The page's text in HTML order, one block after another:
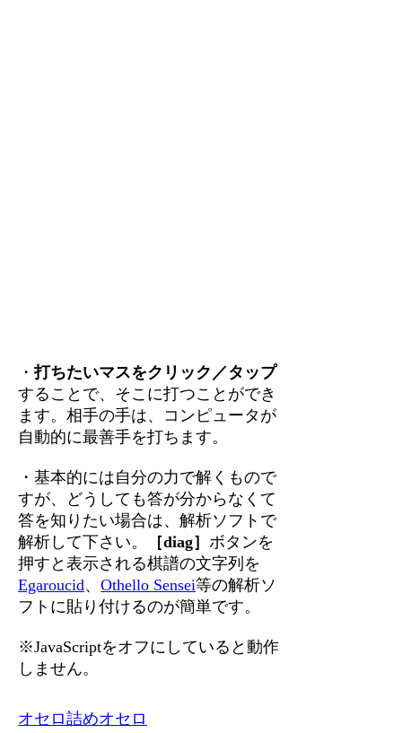
・打ちたいマスをクリック／タップ
することで、そこに打つことができ
ます。相手の手は、コンピュータが
自動的に最善手を打ちます。
・基本的には自分の力で解くもので
すが、どうしても答が分からなくて
答を知りたい場合は、解析ソフトで
解析して下さい。
［diag］ ボタンを
押すと表示される棋譜の文字列を
Egaroucid、Othello Sensei等の解析ソ
フトに貼り付けるのが簡単です。
※JavaScriptをオフにしていると動作
しません。
オセロ詰めオセロ